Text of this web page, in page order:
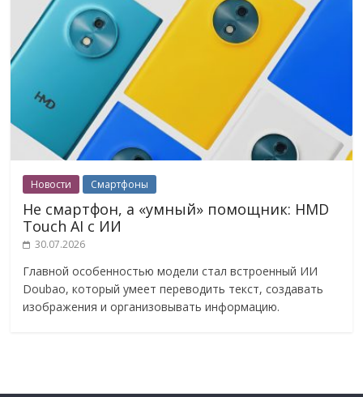
Новости Смартфоны
Не смартфон, а «умный» помощник: HMD
Touch AI с ИИ
30.07.2026
Главной особенностью модели стал встроенный ИИ
Doubao, который умеет переводить текст, создавать
изображения и организовывать информацию.